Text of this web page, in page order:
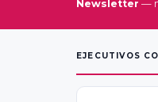
Newsletter —
EJECUTIVOS